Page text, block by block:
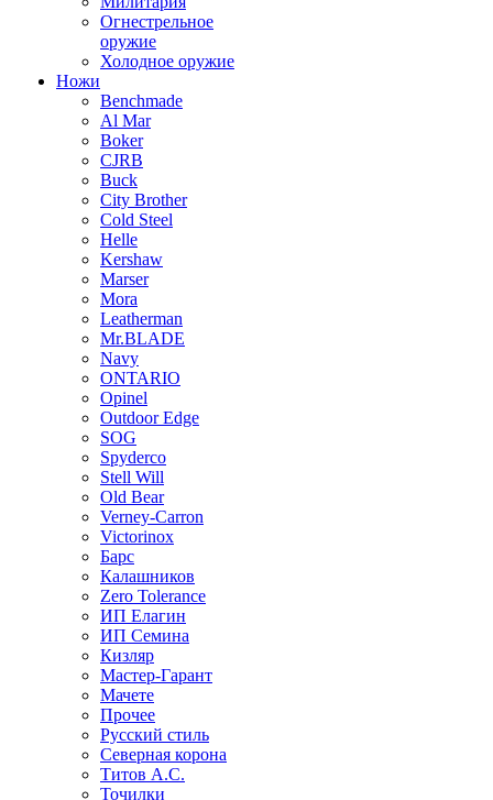
Огнестрельное
оружие
Холодное оружие
Ножи
Benchmade
Al Mar
Boker
CJRB
Buck
City Brother
Cold Steel
Helle
Kershaw
Marser
Mora
Leatherman
Mr.BLADE
Navy
ONTARIO
Opinel
Outdoor Edge
SOG
Spyderco
Stell Will
Old Bear
Verney-Carron
Victorinox
Барс
Калашников
Zero Tolerance
ИП Елагин
ИП Семина
Кизляр
Мастер-Гарант
Мачете
Прочее
Русский стиль
Северная корона
Титов А.С.
Точилки